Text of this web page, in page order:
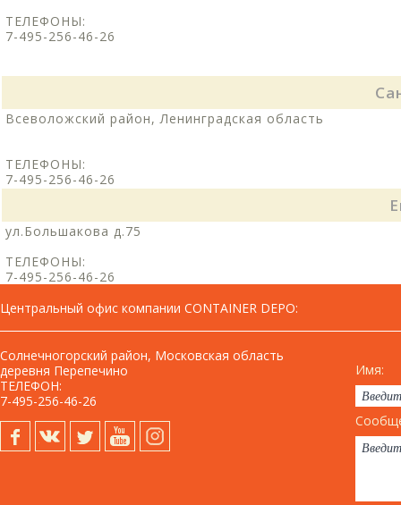
ТЕЛЕФОНЫ:
7-495-256-46-26
Всеволожский район, Ленинградская область
ТЕЛЕФОНЫ:
7-495-256-46-26
ул.Большакова д.75
ТЕЛЕФОНЫ:
7-495-256-46-26
Центральный офис компании CONTAINER DEPO:
Солнечногорский район, Московская область
деревня Перепечино
ТЕЛЕФОН:
7-495-256-46-26
Имя: